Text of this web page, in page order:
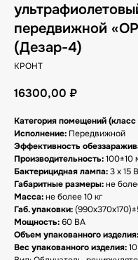
передвижной
(Дезар-4)
КРОНТ
16300,00 ₽
Категория помещений (класс
Исполнение: Передвижной
Эффективность
Производительность:100±10
Бактерицидная лампа:3 х 15
Габаритные размеры:не
Масса:не более 10 кг
Габ. упаковки:
Мощность:60 ВА
Объем упакованного изделия:
Вес упакованного изделия: